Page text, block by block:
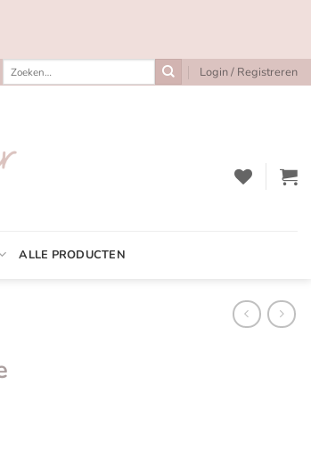
Zoeken
naar:
Login / Registreren
ALLE PRODUCTEN